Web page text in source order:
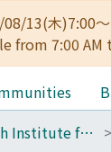
08/13(木
from 7:00
400_Research Institute for Mathematical Sciences